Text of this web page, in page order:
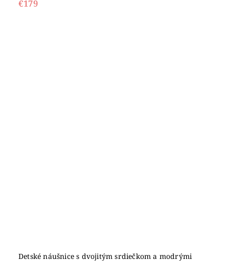
€179
Detské náušnice s dvojitým srdiečkom a modrými